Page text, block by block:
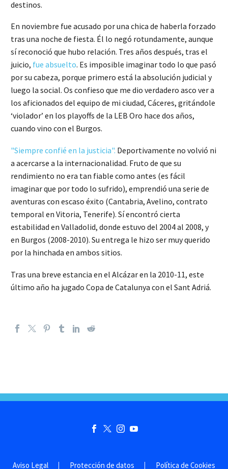
destinos.
En noviembre fue acusado por una chica de haberla forzado
tras una noche de fiesta. Él lo negó rotundamente, aunque
sí reconoció que hubo relación. Tres años después, tras el
juicio, fue absuelto. Es imposible imaginar todo lo que pasó
por su cabeza, porque primero está la absolución judicial y
luego la social. Os confieso que me dio verdadero asco ver a
los aficionados del equipo de mi ciudad, Cáceres, gritándole
‘violador’ en los playoffs de la LEB Oro hace dos años,
cuando vino con el Burgos.
"Siempre confié en la justicia". Deportivamente no volvió ni
a acercarse a la internacionalidad. Fruto de que su
rendimiento no era tan fiable como antes (es fácil
imaginar que por todo lo sufrido), emprendió una serie de
aventuras con escaso éxito (Cantabria, Avelino, contrato
temporal en Vitoria, Tenerife). Sí encontró cierta
estabilidad en Valladolid, donde estuvo del 2004 al 2008, y
en Burgos (2008-2010). Su entrega le hizo ser muy querido
por la hinchada en ambos sitios.
Tras una breve estancia en el Alcázar en la 2010-11, este
último año ha jugado Copa de Catalunya con el Sant Adriá.
Aviso Legal Protección de datos Política de Cookies